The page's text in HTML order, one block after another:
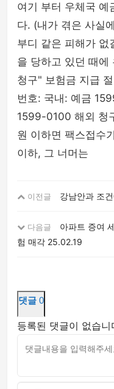
여기 부터 우체국 예
다. (내가 겪은 사실
부디 같은 피해가 없
을 당하고 있던 때에
청구" 보험금 지급
번호: 국내: 예금
1599-0100 해외 청
원 이하면 팩스접수
이하, 그 너머는
이전글 강남안과 조
다음글
아파트 증여
험 매각 25.02.19
댓글 0
등록된 댓글이 없습니